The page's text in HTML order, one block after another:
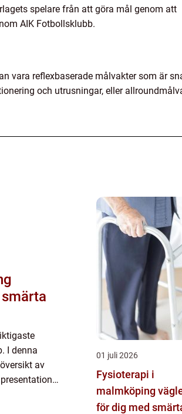
spelare från att göra mål genom att
AIK Fotbollsklubb.
vara reflexbaserade målvakter som är
och utrusningar, eller
I denna
av
01 juli 2026
Fysioterapi i
malmköping vägledning
för dig med